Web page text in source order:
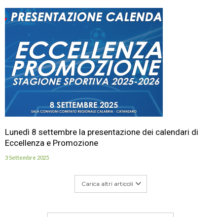
Lunedì 8 settembre la presentazione dei calendari di
Eccellenza e Promozione
3 Settembre 2025
Carica altri articoli